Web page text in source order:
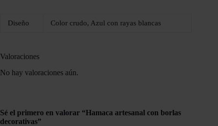
Diseño Color crudo, Azul con rayas blancas
Valoraciones
No hay valoraciones aún.
Sé el primero en valorar “Hamaca artesanal con borlas
decorativas”